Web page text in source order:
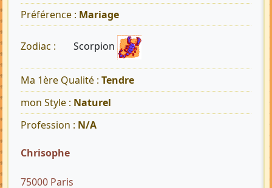
Préférence : Mariage
Zodiac : Scorpion
Ma 1ère Qualité : Tendre
mon Style : Naturel
Profession : N/A
Chrisophe
75000 Paris